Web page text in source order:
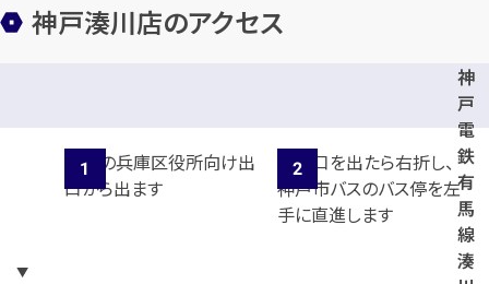
神戸湊川店のアクセス
神
戸
電
鉄
有
馬
線
湊